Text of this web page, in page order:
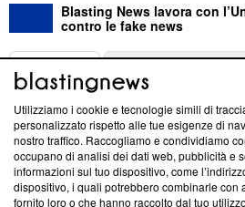
Blasting News lavora con
contro le fake news
ABOUT
Questa sezione offre informazioni
News, sui nostri processi editoriali e
creare news di qualità. Inoltre,
‘Trust Project - News with Integrity’
ancora membro del programma, ma
Utilizziamo i cookie e tecnologie simili di
personalizzato rispetto alle tue esigenze di
nostro traffico. Raccogliamo e condividiamo
occupano di analisi dei dati web, pubblicità e
informazioni sul tuo dispositivo, come
dispositivo, i quali potrebbero combinarle con
fornito loro o che hanno raccolto dal tuo